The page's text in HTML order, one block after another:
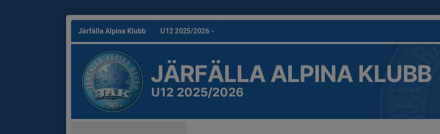
Järfälla Alpina Klubb U12 2025/2026
JÄRFÄLLA ALPINA KLUBB
U12 2025/2026